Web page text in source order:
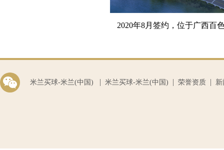
2020年8月签约，位于广西百
米兰买球-米兰(中国) | 米兰买球-米兰(中国) | 荣誉资质 |